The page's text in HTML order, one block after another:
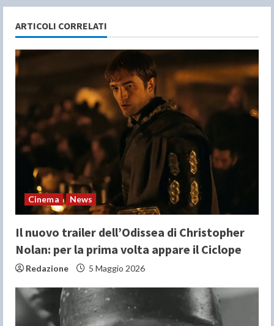
e
R
e
d
i
n
g
ARTICOLI CORRELATI
Cinema News
Il nuovo trailer dell’Odissea di Christopher
Nolan: per la prima volta appare il Ciclope
Redazione 5 Maggio 2026